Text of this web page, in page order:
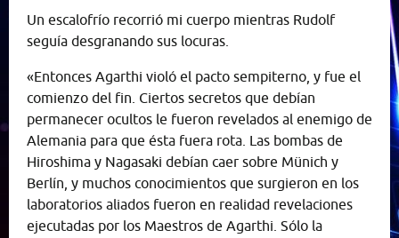
Un escalofrío recorrió mi cuerpo mientras Rudolf
seguía desgranando sus locuras.
«Entonces Agarthi violó el pacto sempiterno, y fue el
comienzo del fin. Ciertos secretos que debían
permanecer ocultos le fueron revelados al enemigo de
Alemania para que ésta fuera rota. Las bombas de
Hiroshima y Nagasaki debían caer sobre Münich y
Berlín, y muchos conocimientos que surgieron en los
laboratorios aliados fueron en realidad revelaciones
ejecutadas por los Maestros de Agarthi. Sólo la